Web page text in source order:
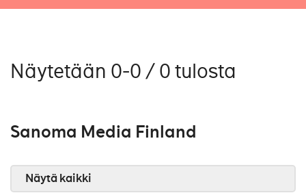
Näytetään 0-0 / 0 tulosta
Sanoma Media Finland
Näytä kaikki